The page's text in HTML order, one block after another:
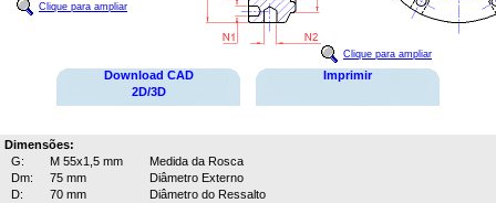
Clique para ampliar
Clique para ampliar
Download CAD
2D/3D
Imprimir
Dimensões:
G:
M 55x1,5 mm
Medida da Rosca
Dm:
75 mm
Diâmetro Externo
D:
70 mm
Diâmetro do Ressalto